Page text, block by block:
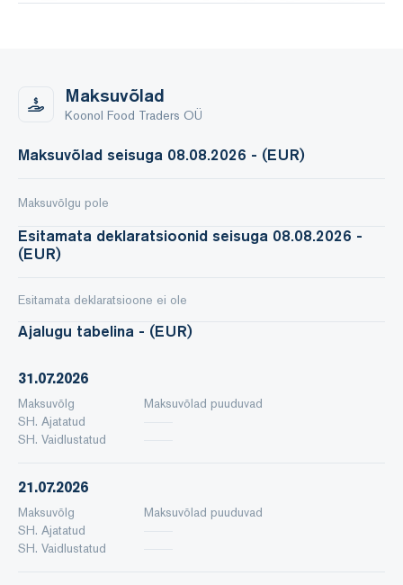
Maksuvõlad
Koonol Food Traders OÜ
Maksuvõlad seisuga 08.08.2026 - (EUR)
Maksuvõlgu pole
Esitamata deklaratsioonid seisuga 08.08.2026 -
(EUR)
Esitamata deklaratsioone ei ole
Ajalugu tabelina - (EUR)
31.07.2026
Maksuvõlg
Maksuvõlad puuduvad
SH. Ajatatud
SH. Vaidlustatud
21.07.2026
Maksuvõlg
Maksuvõlad puuduvad
SH. Ajatatud
SH. Vaidlustatud